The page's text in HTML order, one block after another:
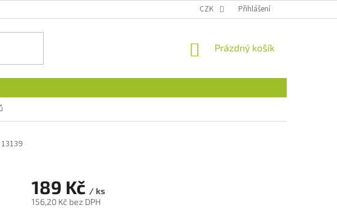
CZK Přihlášení
NÁKUPNÍ
Prázdný košík
13139
189 Kč / ks
156,20 Kč bez DPH